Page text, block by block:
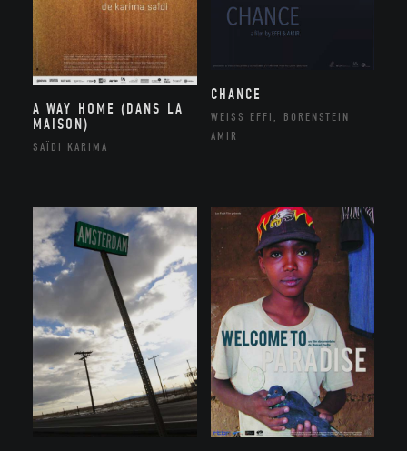
A WAY HOME (DANS LA
MAISON)
SAÏDI KARIMA
CHANCE
WEISS EFFI, BORENSTEIN
AMIR